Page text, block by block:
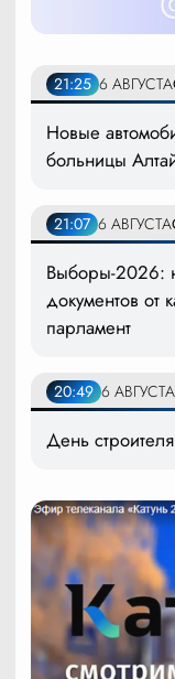
21:25 6 АВГУСТА
Новые
больницы
21:07 6 АВГУСТА
Выборы-2026:
документов от
парламент
20:49 6 АВГУСТА
День